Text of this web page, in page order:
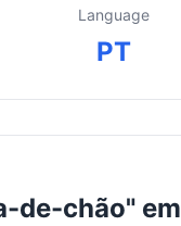
Language
PT
de-chão" em